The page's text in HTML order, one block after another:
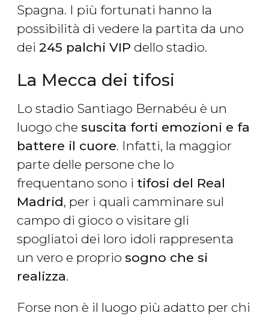
Spagna. I più fortunati hanno la
possibilità di vedere la partita da uno
dei 245 palchi VIP dello stadio.
La Mecca dei tifosi
Lo stadio Santiago Bernabéu è un
luogo che suscita forti emozioni e fa
battere il cuore. Infatti, la maggior
parte delle persone che lo
frequentano sono i tifosi del Real
Madrid, per i quali camminare sul
campo di gioco o visitare gli
spogliatoi dei loro idoli rappresenta
un vero e proprio sogno che si
realizza.
Forse non è il luogo più adatto per chi